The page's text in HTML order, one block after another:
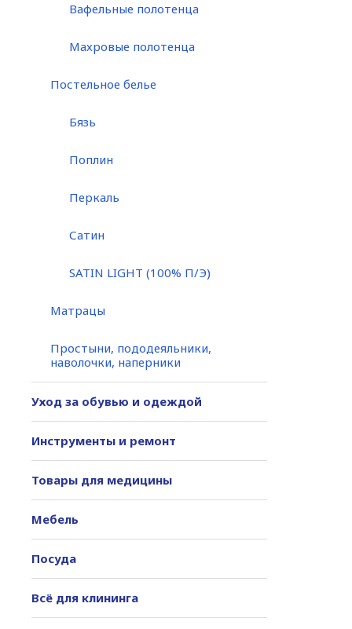
Вафельные полотенца
Махровые полотенца
Постельное белье
Бязь
Поплин
Перкаль
Сатин
SATIN LIGHT (100% П/Э)
Матрацы
Простыни, пододеяльники,
наволочки, наперники
Уход за обувью и одеждой
Инструменты и ремонт
Товары для медицины
Мебель
Посуда
Всё для клининга